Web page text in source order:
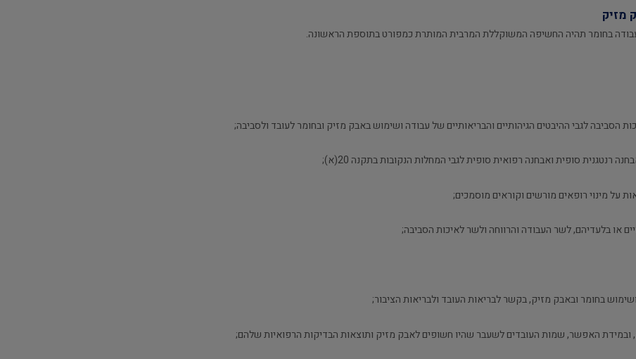
מזיק
בחומר ובאבק מזיק, בקשר לבריאות העובד ולבריאות הציבור;
האפשר, שמות העובדים לשעבר שהיו חשופים לאבק מזיק ותוצאות הבדיקות הרפואיות שלהם;